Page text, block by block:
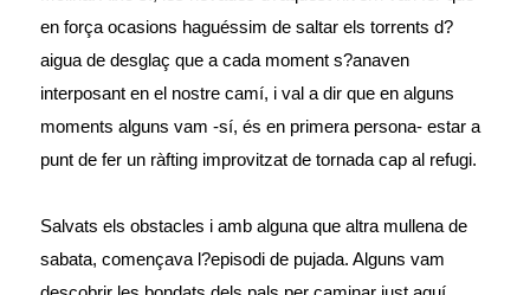
en força ocasions haguéssim de saltar els torrents d?
aigua de desglaç que a cada moment s?anaven
interposant en el nostre camí, i val a dir que en alguns
moments alguns vam -sí, és en primera persona- estar a
punt de fer un ràfting improvitzat de tornada cap al refugi.
Salvats els obstacles i amb alguna que altra mullena de
sabata, començava l?episodi de pujada. Alguns vam